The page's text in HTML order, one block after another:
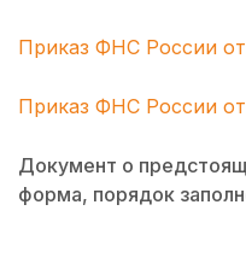
Приказ ФНС России от
Приказ ФНС России
Документ о
форма, порядок